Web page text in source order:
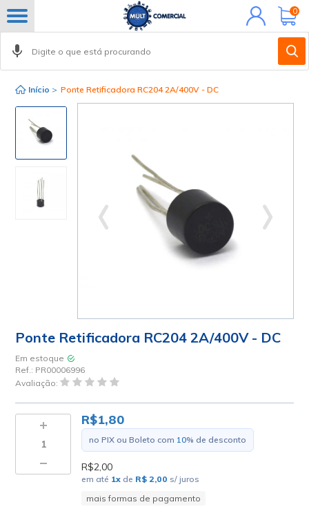
Minha
conta
0
Início > Ponte Retificadora RC204 2A/400V - DC
Ponte Retificadora RC204 2A/400V - DC
Em estoque
Ref.: PR00006996
Avaliação:
R$1,80
no PIX ou Boleto com 10% de desconto
R$2,00
em até 1x de R$ 2,00 s/ juros
mais formas de pagamento